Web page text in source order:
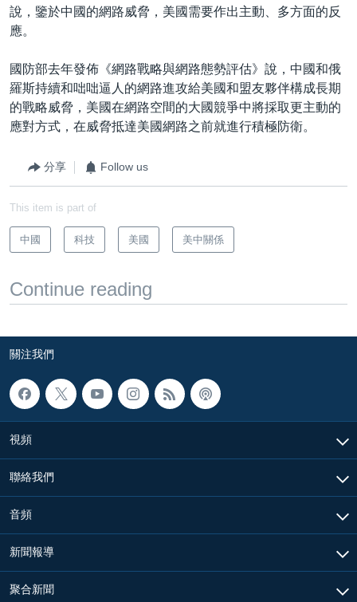
說，鑒於中國的網路威脅，美國需要作出主動、多方面的反
應。
國防部去年發佈《網路戰略與網路態勢評估》說，中國和俄
羅斯持續和咄咄逼人的網路進攻給美國和盟友夥伴構成長期
的戰略威脅，美國在網路空間的大國競爭中將採取更主動的
應對方式，在威脅抵達美國網路之前就進行積極防衛。
分享 Follow us
This item is part of
中國 科技 美國 美中關係
Continue reading
關注我們
視頻
聯絡我們
音頻
新聞報導
聚合新聞